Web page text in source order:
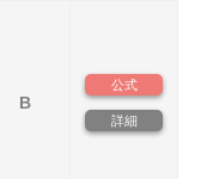
B
公式
詳細